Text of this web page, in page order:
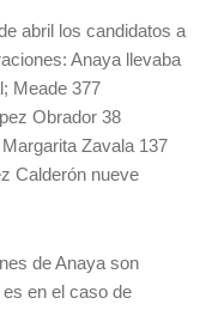
abril los candidatos a
Anaya llevaba
Meade 377
Obrador 38
Zavala 137
Calderón nueve
de Anaya son
en el caso de